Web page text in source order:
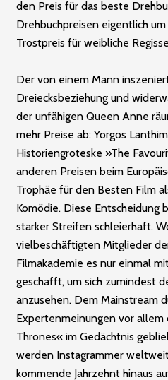
den Preis für das beste
Drehbuchpreisen eigentlich
Trostpreis für weibliche
Der von einem Mann
Dreiecksbeziehung und
der unfähigen Queen Anne
mehr Preise ab: Yorgos
Historiengroteske »The
anderen Preisen beim
Trophäe für den Besten Film
Komödie. Diese Entscheidung
starker Streifen schleierhaft.
vielbeschäftigten Mitglieder
Filmakademie es nur einmal
geschafft, um sich zumindest
anzusehen. Dem Mainstream
Expertenmeinungen vor allem
Thrones« im Gedächtnis
werden Instagrammer
kommende Jahrzehnt hinaus